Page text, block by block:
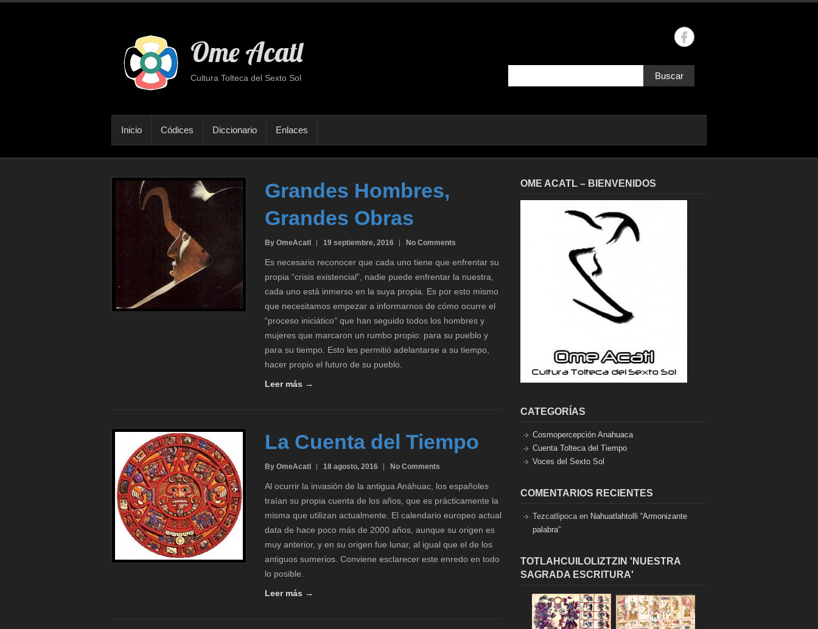
Ome Acatl
Cultura Tolteca del Sexto Sol Buscar
Inicio Códices Diccionario Enlaces
Grandes Hombres,
Grandes Obras
By OmeAcatl 19 septiembre, 2016 No Comments
Es necesario reconocer que cada uno tiene que enfrentar su
propia “crisis existencial”, nadie puede enfrentar la nuestra,
cada uno está inmerso en la suya propia. Es por esto mismo
que necesitamos empezar a informarnos de cómo ocurre el
“proceso iniciático” que han seguido todos los hombres y
mujeres que marcaron un rumbo propio: para su pueblo y
para su tiempo. Esto les permitió adelantarse a su tiempo,
hacer propio el futuro de su pueblo.
Leer más →
La Cuenta del Tiempo
By OmeAcatl 18 agosto, 2016 No Comments
Al ocurrir la invasión de la antigua Anáhuac, los españoles
traían su propia cuenta de los años, que es prácticamente la
misma que utilizan actualmente. El calendario europeo actual
data de hace poco más de 2000 años, aunque su origen es
muy anterior, y en su origen fue lunar, al igual que el de los
antiguos sumerios. Conviene esclarecer este enredo en todo
lo posible.
Leer más →
OME ACATL – BIENVENIDOS
CATEGORÍAS
Cosmopercepción Anahuaca
Cuenta Tolteca del Tiempo
Voces del Sexto Sol
COMENTARIOS RECIENTES
Tezcatlipocaen Nahuatlahtolli “Armonizante
palabra”
TOTLAHCUILOLIZTZIN 'NUESTRA
SAGRADA ESCRITURA'